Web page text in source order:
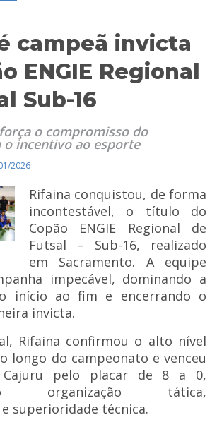
campeã invicta
ENGIE Regional
Sub-16
o compromisso do
incentivo ao esporte
2026
Rifaina conquistou, de forma
incontestável, o título do
Copão ENGIE Regional de
Futsal – Sub-16, realizado
em Sacramento. A equipe
impecável, dominando a
início ao fim e encerrando o
invicta.
Rifaina confirmou o alto nível
longo do campeonato e venceu
pelo placar de 8 a 0,
organização tática,
superioridade técnica.